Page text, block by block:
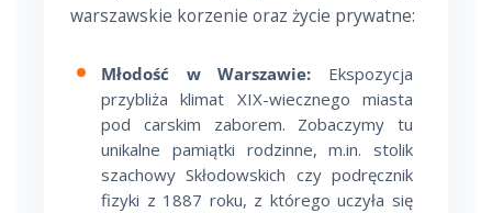
warszawskie korzenie oraz życie prywatne:
Młodość w Warszawie: Ekspozycja
przybliża klimat XIX-wiecznego miasta
pod carskim zaborem. Zobaczymy tu
unikalne pamiątki rodzinne, m.in. stolik
szachowy Skłodowskich czy podręcznik
fizyki z 1887 roku, z którego uczyła się